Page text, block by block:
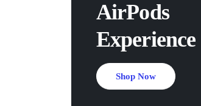
AirPods
Experience
Shop Now